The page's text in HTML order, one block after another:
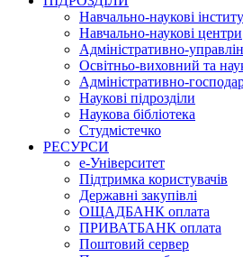
Навчально-наукові
Навчально-наукові центри
Адміністративно-
Освітньо-виховний та
Адміністративно-
Наукові підрозділи
Наукова бібліотека
Студмістечко
РЕСУРСИ
е-Університет
Підтримка користувачів
Державні закупівлі
ОЩАДБАНК оплата
ПРИВАТБАНК оплата
Поштовий сервер